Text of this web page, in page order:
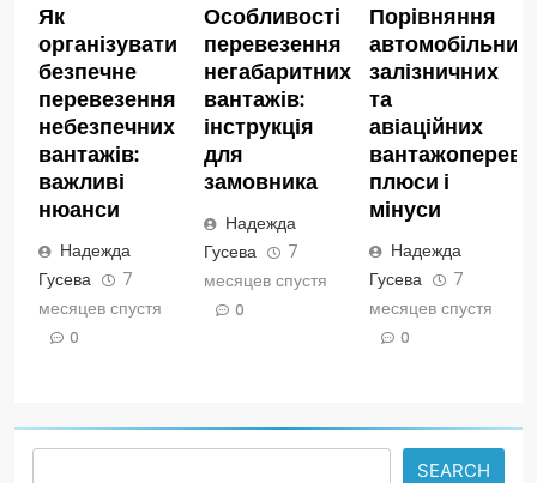
Як
організувати
безпечне
перевезення
небезпечних
вантажів:
важливі
нюанси
Надежда
Гусева
7
месяцев спустя
0
Особливості
перевезення
негабаритних
вантажів:
інструкція
для
замовника
Надежда
Гусева
7
месяцев спустя
0
Порівняння
автомобільних,
залізничних
та
авіаційних
плюси і
мінуси
Надежда
Гусева
7
месяцев спустя
0
SEARCH